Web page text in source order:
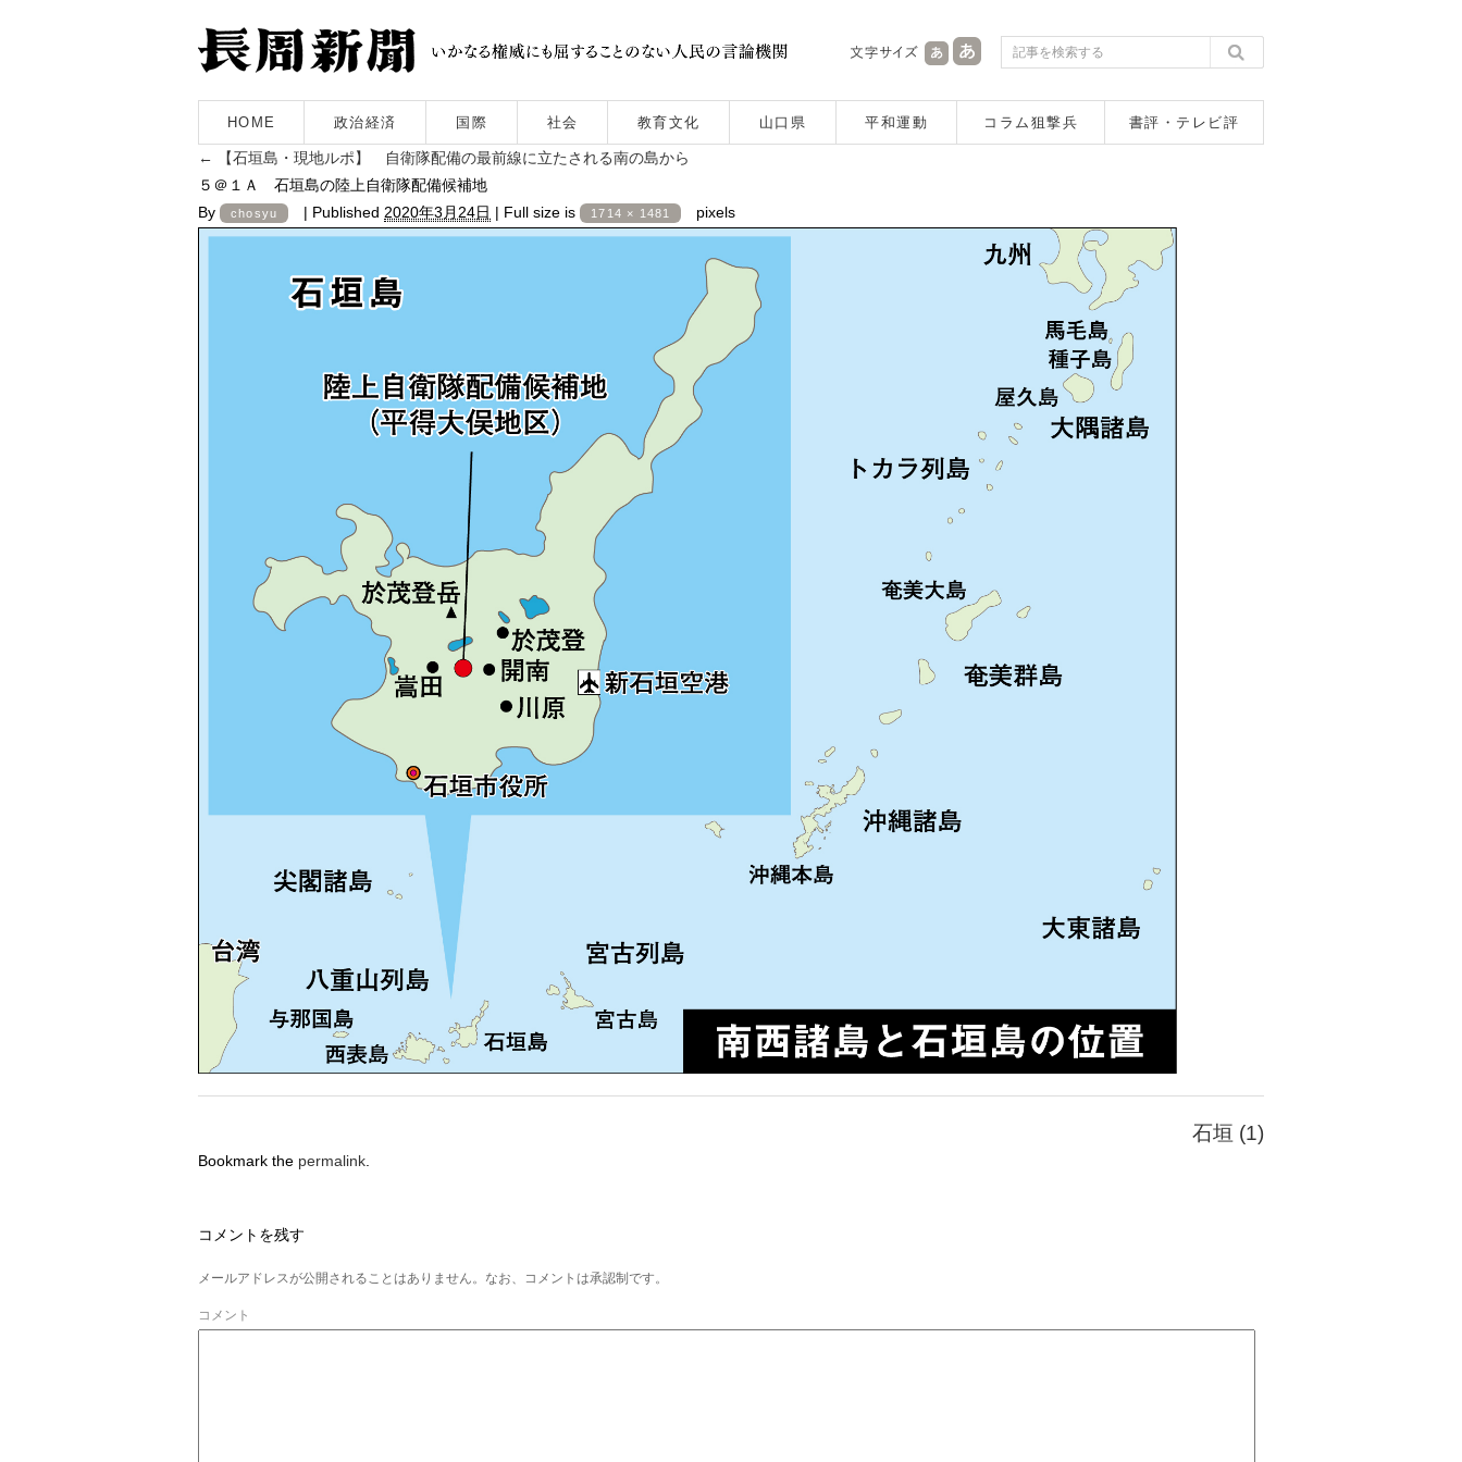
HOME 政治経済 国際 社会 教育文化 山口県 平和運動 コラム狙撃兵 書評・テレビ評
←
【石垣島・現地ルポ】 自衛隊配備の最前線に立たされる南の島から
５＠１Ａ 石垣島の陸上自衛隊配備候補地
By
chosyu | Published 2020年3月24日 | Full size is 1714 × 1481 pixels
石垣 (1)
Bookmark the permalink
コメントを残す
メールアドレスが公開されることはありません。なお、コメントは承認制です。
コメント